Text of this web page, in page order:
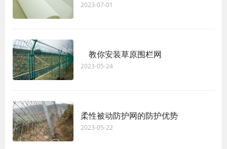
2023-07-01
教你安装草原围栏网
2023-05-24
柔性被动防护网的防护优势
2023-05-22